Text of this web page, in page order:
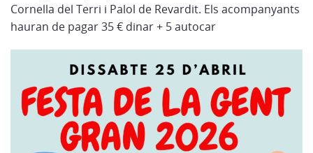
Cornella del Terri i Palol de Revardit. Els acompanyants
hauran de pagar 35 € dinar + 5 autocar